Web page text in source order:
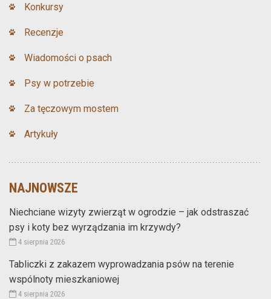
Konkursy
Recenzje
Wiadomości o psach
Psy w potrzebie
Za tęczowym mostem
Artykuły
NAJNOWSZE
Niechciane wizyty zwierząt w ogrodzie – jak odstraszać
psy i koty bez wyrządzania im krzywdy?
4 sierpnia 2026
Tabliczki z zakazem wyprowadzania psów na terenie
wspólnoty mieszkaniowej
4 sierpnia 2026